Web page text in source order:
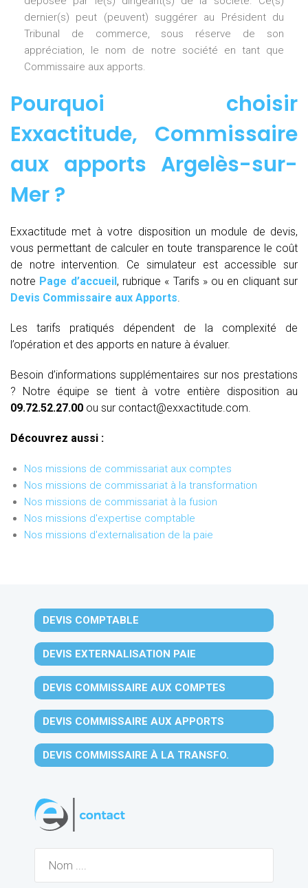
dernier(s) peut (peuvent) suggérer au Président du
Tribunal de commerce, sous réserve de son
appréciation, le nom de notre société en tant que
Commissaire aux apports.
Pourquoi choisir
Exxactitude, Commissaire
aux apports Argelès-sur-
Mer?
Exxactitude met à votre disposition un module de devis,
vous permettant de calculer en toute transparence le coût
de notre intervention. Ce simulateur est accessible sur
notre Page d’accueil, rubrique « Tarifs » ou en cliquant sur
Devis Commissaire aux Apports.
Les tarifs pratiqués dépendent de la complexité de
l’opération et des apports en nature à évaluer.
Besoin d’informations supplémentaires sur nos prestations
? Notre équipe se tient à votre entière disposition au
09.72.52.27.00 ou sur contact@exxactitude.com.
Découvrez aussi :
Nos missions de commissariat aux comptes
Nos missions de commissariat à la transformation
Nos missions de commissariat à la fusion
Nos missions d'expertise comptable
Nos missions d'externalisation de la paie
DEVIS COMPTABLE
DEVIS EXTERNALISATION PAIE
DEVIS COMMISSAIRE AUX COMPTES
DEVIS COMMISSAIRE AUX APPORTS
DEVIS COMMISSAIRE À LA TRANSFO.